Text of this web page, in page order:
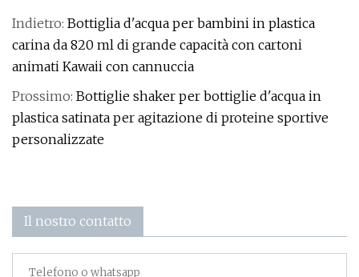
Indietro: Bottiglia d'acqua per bambini in plastica
carina da 820 ml di grande capacità con cartoni
animati Kawaii con cannuccia
Prossimo: Bottiglie shaker per bottiglie d'acqua in
plastica satinata per agitazione di proteine ​​sportive
personalizzate
Il nostro contatto